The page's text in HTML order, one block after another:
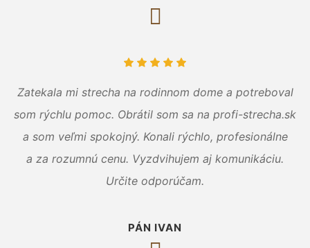
Zatekala mi strecha na rodinnom dome a potreboval
som rýchlu pomoc. Obrátil som sa na profi-strecha.sk
a som veľmi spokojný. Konali rýchlo, profesionálne
a za rozumnú cenu. Vyzdvihujem aj komunikáciu.
Určite odporúčam.
PÁN IVAN